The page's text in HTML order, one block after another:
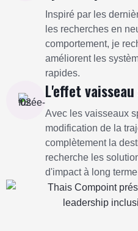
Inspiré par les
les recherches en
comportement, je
améliorent les
rapides.
L'effet
Avec les vaisseaux
modification de la
complètement la
recherche les
d'impact à long